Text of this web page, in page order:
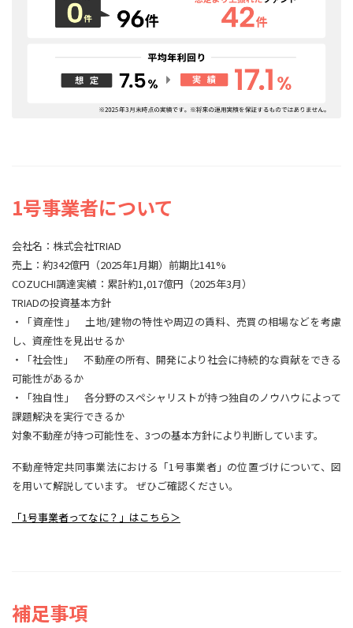
1号事業者について
会社名：株式会社TRIAD
売上：約342億円（2025年1月期）前期比141%
COZUCHI調達実績：累計約1,017億円（2025年3月）
TRIADの投資基本方針
・「資産性」 土地/建物の特性や周辺の賃料、売買の相場などを考慮
し、資産性を見出せるか
・「社会性」 不動産の所有、開発により社会に持続的な貢献をできる
可能性があるか
・「独自性」 各分野のスペシャリストが持つ独自のノウハウによって
課題解決を実行できるか
対象不動産が持つ可能性を、3つの基本方針により判断しています。
不動産特定共同事業法における「1号事業者」の位置づけについて、図
を用いて解説しています。 ぜひご確認ください。
「1号事業者ってなに？」はこちら＞
補足事項